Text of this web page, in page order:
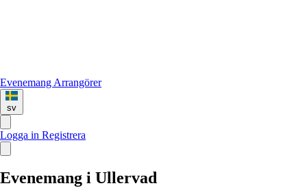
Evenemang Arrangörer
sv
Logga in Registrera
Evenemang i Ullervad